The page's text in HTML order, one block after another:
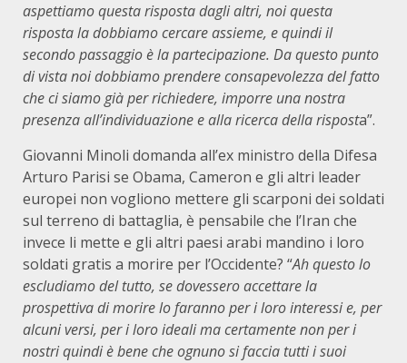
aspettiamo questa risposta dagli altri, noi questa
risposta la dobbiamo cercare assieme, e quindi il
secondo passaggio è la partecipazione. Da questo punto
di vista noi dobbiamo prendere consapevolezza del fatto
che ci siamo già per richiedere, imporre una nostra
presenza all’individuazione e alla ricerca della risposta”.
Giovanni Minoli domanda all’ex ministro della Difesa
Arturo Parisi se Obama, Cameron e gli altri leader
europei non vogliono mettere gli scarponi dei soldati
sul terreno di battaglia, è pensabile che l’Iran che
invece li mette e gli altri paesi arabi mandino i loro
soldati gratis a morire per l’Occidente? “Ah questo lo
escludiamo del tutto, se dovessero accettare la
prospettiva di morire lo faranno per i loro interessi e, per
alcuni versi, per i loro ideali ma certamente non per i
nostri quindi è bene che ognuno si faccia tutti i suoi